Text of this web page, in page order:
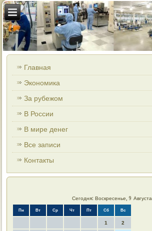
Главная
Экономика
За рубежом
В России
В мире денег
Все записи
Контакты
Сегодня: Воскресенье, 9 Августа
Пн Вт Ср Чт Пт Сб Вс
1 2